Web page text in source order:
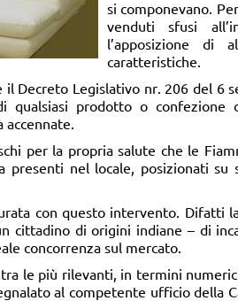
si componevano.
venduti sfusi
l’apposizione di
caratteristiche.
Decreto Legislativo nr. 206 del 6
qualsiasi prodotto o
accennate.
per la propria salute che le
nel locale, posizionati
con questo intervento. Difatti
cittadino di origini indiane – di
concorrenza sul mercato.
le più rilevanti, in termini
al competente ufficio della